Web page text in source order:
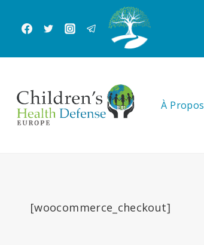
contenu
À Propos
[woocommerce_checkout]